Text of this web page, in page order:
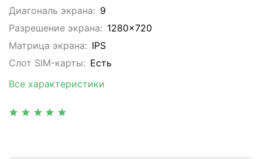
Диагональ экрана: 9
Разрешение экрана: 1280x720
Матрица экрана: IPS
Слот SIM-карты: Eсть
Все характеристики